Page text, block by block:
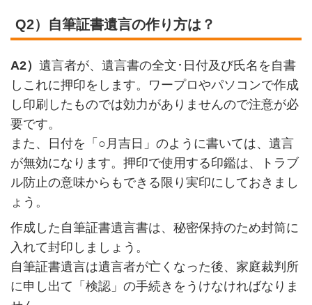
Q2）自筆証書遺言の作り方は？
A2） 遺言者が、遺言書の全文･日付及び氏名を自書
しこれに押印をします。ワープロやパソコンで作成
し印刷したものでは効力がありませんので注意が必
要です。
また、日付を「○月吉日」のように書いては、遺言
が無効になります。押印で使用する印鑑は、トラブ
ル防止の意味からもできる限り実印にしておきまし
ょう。
作成した自筆証書遺言書は、秘密保持のため封筒に
入れて封印しましょう。
自筆証書遺言は遺言者が亡くなった後、家庭裁判所
に申し出て「検認」の手続きをうけなければなりま